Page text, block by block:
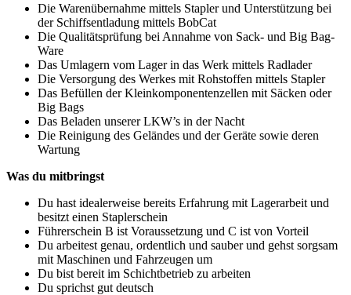
Die Warenübernahme mittels Stapler und Unterstützung bei
der Schiffsentladung mittels BobCat
Die Qualitätsprüfung bei Annahme von Sack- und Big Bag-
Ware
Das Umlagern vom Lager in das Werk mittels Radlader
Die Versorgung des Werkes mit Rohstoffen mittels Stapler
Das Befüllen der Kleinkomponentenzellen mit Säcken oder
Big Bags
Das Beladen unserer LKW’s in der Nacht
Die Reinigung des Geländes und der Geräte sowie deren
Wartung
Was du mitbringst
Du hast idealerweise bereits Erfahrung mit Lagerarbeit und
besitzt einen Staplerschein
Führerschein B ist Voraussetzung und C ist von Vorteil
Du arbeitest genau, ordentlich und sauber und gehst sorgsam
mit Maschinen und Fahrzeugen um
Du bist bereit im Schichtbetrieb zu arbeiten
Du sprichst gut deutsch